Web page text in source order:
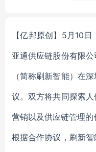
【亿邦原创】5月10
亚通供应链股份有限
（简称刷新智能）在
议。双方将共同探索
营销以及供应链管理的
根据合作协议，刷新